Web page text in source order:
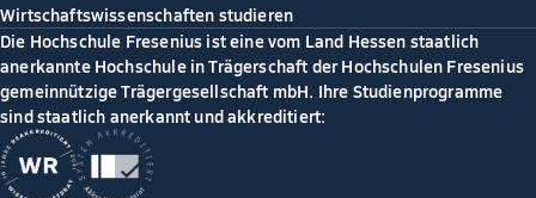
Wirtschaftswissenschaften studieren
Die Hochschule Fresenius ist eine vom Land Hessen staatlich
anerkannte Hochschule in Trägerschaft der Hochschulen Fresenius
gemeinnützige Trägergesellschaft mbH. Ihre Studienprogramme
sind staatlich anerkannt und akkreditiert: